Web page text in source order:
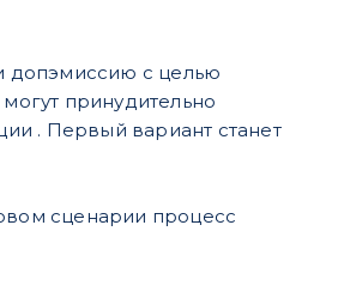
допэмиссию с целью
принудительно
. Первый вариант станет
сценарии процесс